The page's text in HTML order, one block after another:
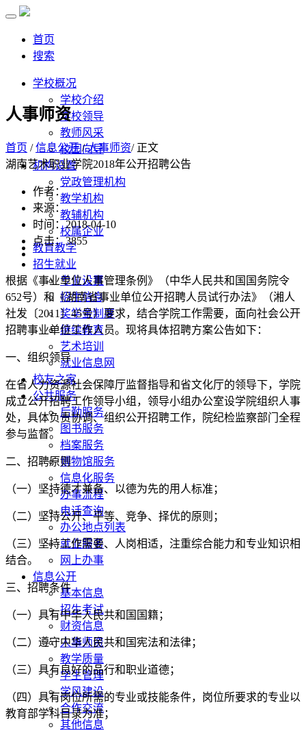
首页
搜索
学校概况
学校介绍
学校领导
教师风采
校园向导
机构设置
党政管理机构
教学机构
教辅机构
校属企业
教育教学
招生就业
专业设置
招生信息
奖学金制度
继续教育
艺术培训
就业信息网
校友之家
公共服务
后勤服务
图书服务
档案服务
博物馆服务
信息化服务
办事流程
电话查询
办公地点列表
就业服务
网上办事
信息公开
基本信息
招生考试
财资信息
人事师资
教学质量
学生管理
学风建设
合作交流
其他信息
人事师资
首页 /信息公开/人事师资/ 正文
湖南艺术职业学院2018年公开招聘公告
作者：
来源：
时间：2018-04-10
点击： 3855
根据《事业单位人事管理条例》（中华人民共和国国务院令
652号）和《湖南省事业单位公开招聘人员试行办法》（湘人
社发〔2011〕45号）要求，结合学院工作需要，面向社会公开
招聘事业单位工作人员。现将具体招聘方案公告如下：
一、组织领导
在省人力资源社会保障厅监督指导和省文化厅的领导下，学院
成立公开招聘工作领导小组，领导小组办公室设学院组织人事
处，具体负责协调、组织公开招聘工作，院纪检监察部门全程
参与监督。
二、招聘原则
（一）坚持德才兼备、以德为先的用人标准；
（二）坚持公开、平等、竞争、择优的原则；
（三）坚持工作需要、人岗相适，注重综合能力和专业知识相
结合。
三、招聘条件
（一）具有中华人民共和国国籍；
（二）遵守中华人民共和国宪法和法律；
（三）具有良好的品行和职业道德；
（四）具有岗位所需的专业或技能条件，岗位所要求的专业以
教育部学科目录为准；